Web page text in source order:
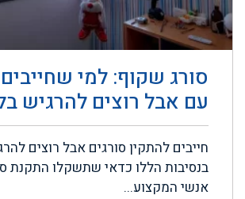
סורג שקוף: למי
עם אבל רוצים להרגיש
חייבים להתקין סורגים אבל רוצים
בנסיבות הללו כדאי שתשקלו התקנת
אנשי המקצוע...